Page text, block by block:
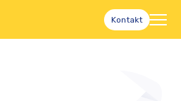
Kontakt